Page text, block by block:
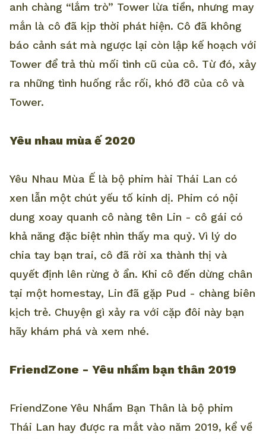
anh chàng “lắm trò” Tower lừa tiền, nhưng may
mắn là cô đã kịp thời phát hiện. Cô đã không
báo cảnh sát mà ngược lại còn lập kế hoạch với
Tower để trả thù mối tình cũ của cô. Từ đó, xảy
ra những tình huống rắc rối, khó đỡ của cô và
Tower.
Yêu nhau mùa ế 2020
Yêu Nhau Mùa Ế là bộ phim hài Thái Lan có
xen lẫn một chút yếu tố kinh dị. Phim có nội
dung xoay quanh cô nàng tên Lin - cô gái có
khả năng đặc biệt nhìn thấy ma quỷ. Vì lý do
chia tay bạn trai, cô đã rời xa thành thị và
quyết định lên rừng ở ẩn. Khi cô đến dừng chân
tại một homestay, Lin đã gặp Pud - chàng biên
kịch trẻ. Chuyện gì xảy ra với cặp đôi này bạn
hãy khám phá và xem nhé.
FriendZone - Yêu nhầm bạn thân 2019
FriendZone Yêu Nhầm Bạn Thân là bộ phim
Thái Lan hay được ra mắt vào năm 2019, kể về